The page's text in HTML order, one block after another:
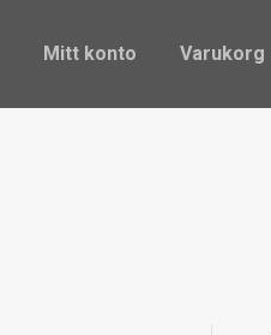
Mitt konto Varukorg